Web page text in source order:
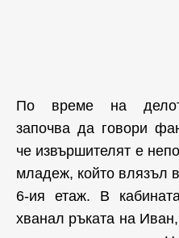
По време на
започва да говори
че извършителят е
младеж, който влязъл
6-ия етаж. В
хванал ръката на